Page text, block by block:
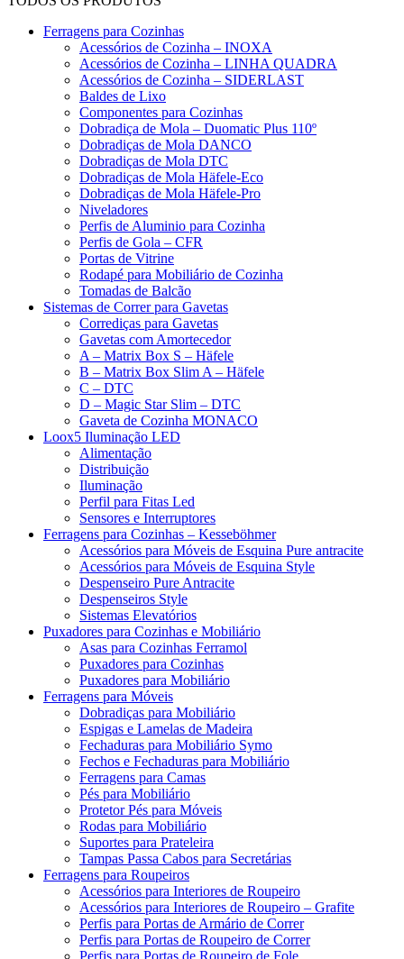
Ferragens para Cozinhas
Acessórios de Cozinha – INOXA
Acessórios de Cozinha – LINHA QUADRA
Acessórios de Cozinha – SIDERLAST
Baldes de Lixo
Componentes para Cozinhas
Dobradiça de Mola – Duomatic Plus 110º
Dobradiças de Mola DANCO
Dobradiças de Mola DTC
Dobradiças de Mola Häfele-Eco
Dobradiças de Mola Häfele-Pro
Niveladores
Perfis de Aluminio para Cozinha
Perfis de Gola – CFR
Portas de Vitrine
Rodapé para Mobiliário de Cozinha
Tomadas de Balcão
Sistemas de Correr para Gavetas
Corrediças para Gavetas
Gavetas com Amortecedor
A – Matrix Box S – Häfele
B – Matrix Box Slim A – Häfele
C – DTC
D – Magic Star Slim – DTC
Gaveta de Cozinha MONACO
Loox5 Iluminação LED
Alimentação
Distribuição
Iluminação
Perfil para Fitas Led
Sensores e Interruptores
Ferragens para Cozinhas – Kesseböhmer
Acessórios para Móveis de Esquina Pure antracite
Acessórios para Móveis de Esquina Style
Despenseiro Pure Antracite
Despenseiros Style
Sistemas Elevatórios
Puxadores para Cozinhas e Mobiliário
Asas para Cozinhas Ferramol
Puxadores para Cozinhas
Puxadores para Mobiliário
Ferragens para Móveis
Dobradiças para Mobiliário
Espigas e Lamelas de Madeira
Fechaduras para Mobiliário Symo
Fechos e Fechaduras para Mobiliário
Ferragens para Camas
Pés para Mobiliário
Protetor Pés para Móveis
Rodas para Mobiliário
Suportes para Prateleira
Tampas Passa Cabos para Secretárias
Ferragens para Roupeiros
Acessórios para Interiores de Roupeiro
Acessórios para Interiores de Roupeiro – Grafite
Perfis para Portas de Armário de Correr
Perfis para Portas de Roupeiro de Correr